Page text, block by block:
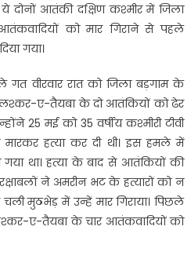
आतंकी दक्षिण कश्मीर में जिला
को मार गिराने से पहले
गया।
वीरवार रात को जिला बड़गाम के
लश्कर-ए-तैयबा के दो आतंकियों को ढेर
25 मई को 35 वर्षीय कश्मीरी टीवी
हत्या कर दी थी। इस हमले में
गया था। हत्या के बाद से आतंकियों की
ने अमरीन भट के हत्यारों को न
मुठभेड़ में उन्हें मार गिराया। पिछले
ए-तैयबा के चार आतंकवादियों को